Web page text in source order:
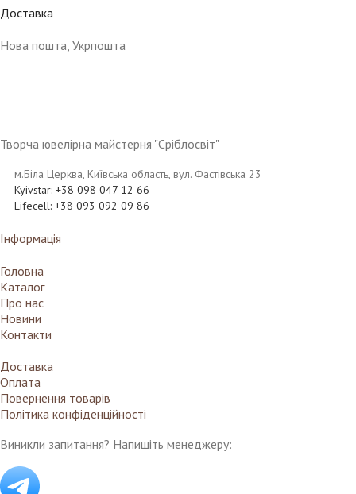
Доставка
Нова пошта, Укрпошта
Творча ювелірна майстерня "Сріблосвіт"
м.Біла Церква, Київська область, вул. Фастівська 23
Kyivstar: +38 098 047 12 66
Lifecell: +38 093 092 09 86
Інформація
Головна
Каталог
Про нас
Новини
Контакти
Доставка
Оплата
Повернення товарів
Політика конфіденційності
Виникли запитання? Напишіть менеджеру: